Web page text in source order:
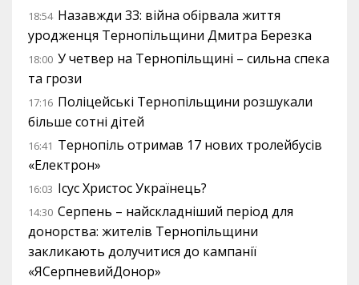
18:54 Назавжди 33: війна обірвала життя
уродженця Тернопільщини Дмитра Березка
18:00 У четвер на Тернопільщині – сильна спека
та грози
17:16 Поліцейські Тернопільщини розшукали
більше сотні дітей
16:41 Тернопіль отримав 17 нових тролейбусів
«Електрон»
16:03 Ісус Христос Українець?
14:30 Серпень – найскладніший період для
донорства: жителів Тернопільщини
закликають долучитися до кампанії
«ЯСерпневийДонор»